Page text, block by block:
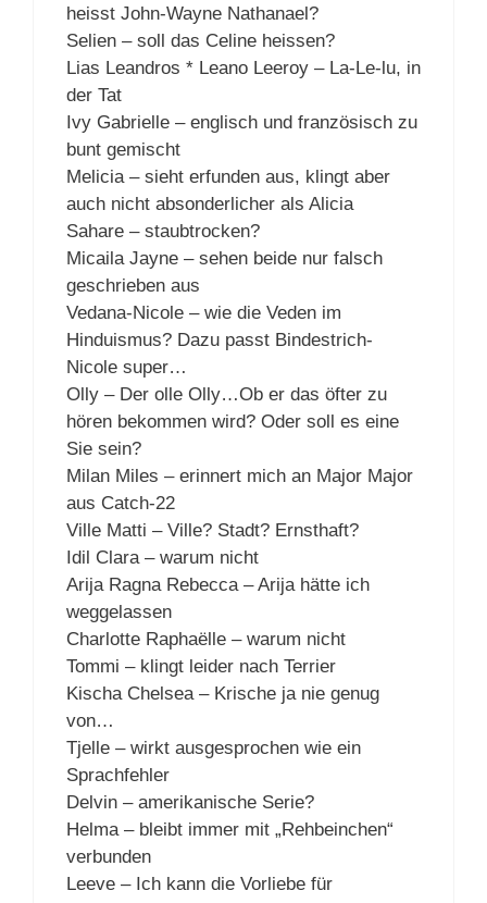
heisst John-Wayne Nathanael?
Selien – soll das Celine heissen?
Lias Leandros * Leano Leeroy – La-Le-lu, in
der Tat
Ivy Gabrielle – englisch und französisch zu
bunt gemischt
Melicia – sieht erfunden aus, klingt aber
auch nicht absonderlicher als Alicia
Sahare – staubtrocken?
Micaila Jayne – sehen beide nur falsch
geschrieben aus
Vedana-Nicole – wie die Veden im
Hinduismus? Dazu passt Bindestrich-
Nicole super…
Olly – Der olle Olly…Ob er das öfter zu
hören bekommen wird? Oder soll es eine
Sie sein?
Milan Miles – erinnert mich an Major Major
aus Catch-22
Ville Matti – Ville? Stadt? Ernsthaft?
Idil Clara – warum nicht
Arija Ragna Rebecca – Arija hätte ich
weggelassen
Charlotte Raphaëlle – warum nicht
Tommi – klingt leider nach Terrier
Kischa Chelsea – Krische ja nie genug
von…
Tjelle – wirkt ausgesprochen wie ein
Sprachfehler
Delvin – amerikanische Serie?
Helma – bleibt immer mit „Rehbeinchen“
verbunden
Leeve – Ich kann die Vorliebe für